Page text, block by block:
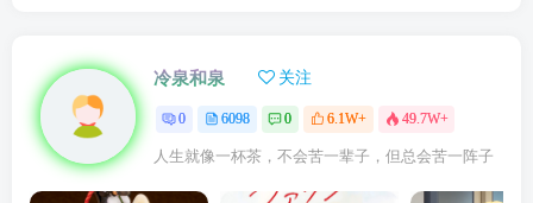
冷泉和泉 关注
0 6098 0 6.1W+ 49.7W+
人生就像一杯茶，不会苦一辈子，但总会苦一阵子